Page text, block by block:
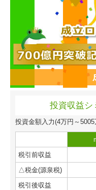
投資収益シ
投資金額入力(4万円～5005
税引前収益
△税金(源泉税)
税引後収益